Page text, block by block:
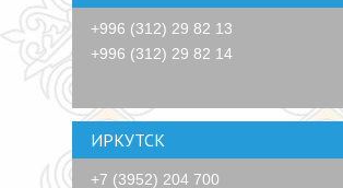
+996 (312) 29 82 13
+996 (312) 29 82 14
ИРКУТСК
+7 (3952) 204 700